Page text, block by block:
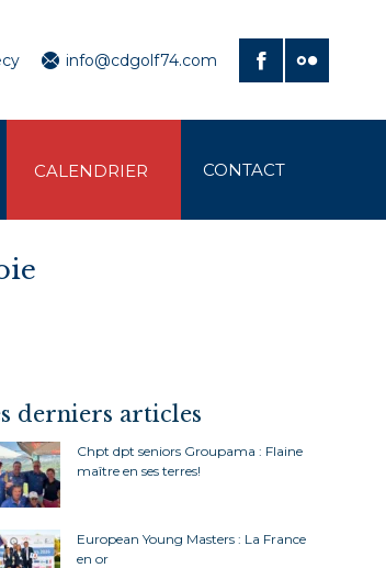
info@cdgolf74.com
CALENDRIER CONTACT
derniers articles
Chpt dpt seniors Groupama : Flaine
maître en ses terres!
European Young Masters : La France
en or